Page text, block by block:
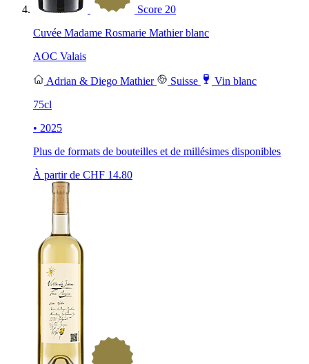
Score 20
Cuvée Madame Rosmarie Mathier blanc
AOC Valais
Adrian & Diego Mathier Suisse
Vin blanc
75cl
• 2025
Plus de formats de bouteilles et de millésimes disponibles
À partir de CHF 14.80